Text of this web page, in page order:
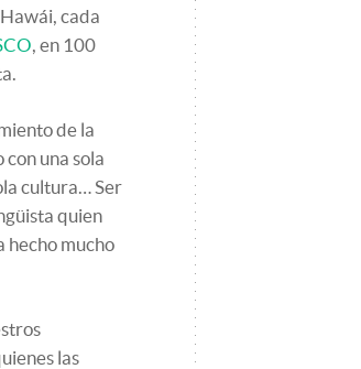
cada
, en 100
de la
una sola
cultura… Ser
quien
hecho mucho
las